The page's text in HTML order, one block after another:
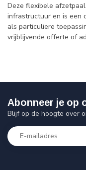
Deze flexibele
infrastructuur en is een
als particuliere
vrijblijvende offerte of
Abonneer je op
Blijf op de hoogte over